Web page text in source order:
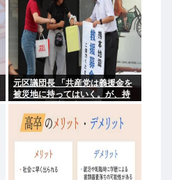
元区議団長 「共産党は義援金を
被災地に持ってはいく。が、持
って行った先で党の活動のため
に使う」